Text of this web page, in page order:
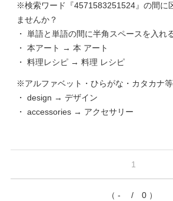
※検索ワード『4571583251524』の間に
ませんか？
・ 単語と単語の間に半角スペースを入れ
・ 本アート → 本 アート
・ 料理レシピ → 料理 レシピ
※アルファベット・ひらがな・カタカナ
・ design → デザイン
・ accessories → アクセサリー
1
（ - / 0 ）